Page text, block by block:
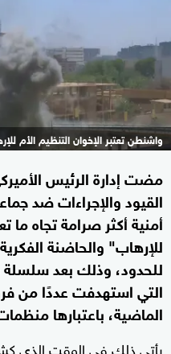
واشنطن تعتبر الإخوان التنظيم الأم
مضت إدارة الرئيس
القيود والإجراءات ضد
أمنية أكثر صرامة تجاه ما
للإرهاب" والحاضنة
للحدود، وذلك بعد
التي استهدفت عددًا من
الماضية، باعتبارها
يأتي ذلك في الوقت الذي